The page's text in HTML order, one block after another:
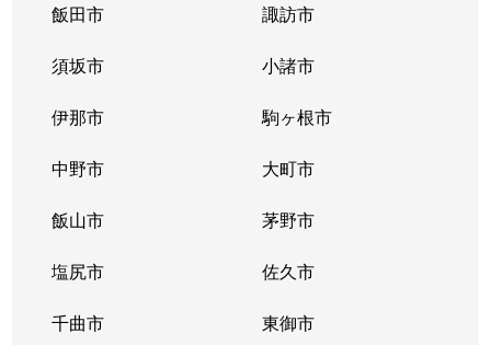
飯田市 諏訪市
須坂市 小諸市
伊那市 駒ヶ根市
中野市 大町市
飯山市 茅野市
塩尻市 佐久市
千曲市 東御市